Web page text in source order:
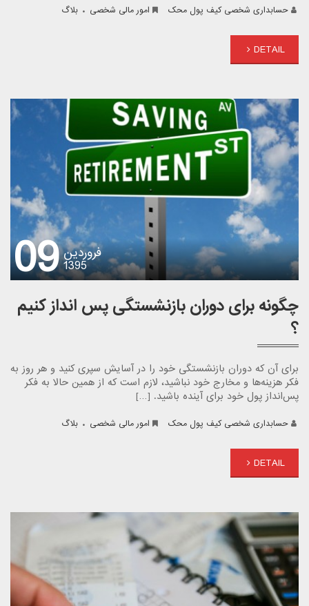
حسابداری شخصی کیف پول محک امور مالی شخصی . بلاگ
DETAIL
09فروردین
1395
چگونه برای دوران بازنشستگی پس انداز کنیم
؟
برای آن که دوران بازنشستگی خود را در آسایش سپری کنید و هر روز به
فکر هزینه‌ها و مخارج خود نباشید، لازم است که از همین حالا به فکر
پس‌انداز پول خود برای آینده باشید. […]
حسابداری شخصی کیف پول محک امور مالی شخصی . بلاگ
DETAIL